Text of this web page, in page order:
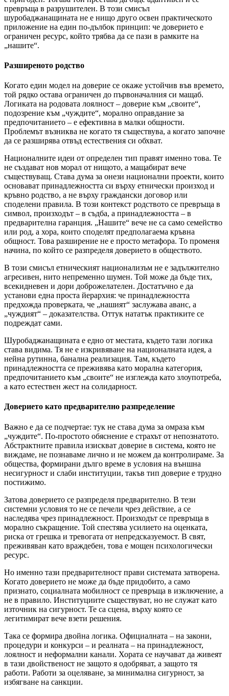
превръща в разрушителен. В този смисъл
шуробаджанащината не е нищо друго освен практическото
приложение на един по-дълбок принцип: че доверието е
ограничен ресурс, който трябва да се пази в рамките на
„нашите“.
Разширеното родство
Когато един модел на доверие се окаже устойчив във времето,
той рядко остава ограничен до първоначалния си мащаб.
Логиката на родовата лоялност – доверие към „своите“,
подозрение към „чуждите“, морално оправдание за
предпочитанието – е ефективна в малки общности.
Проблемът възниква не когато тя съществува, а когато започне
да се разширява отвъд естествения си обхват.
Националните идеи от определен тип правят именно това. Те
не създават нов морал от нищото, а мащабират вече
съществуващ. Става дума за онези национални проекти, които
основават принадлежността си върху етнически произход и
кръвно родство, а не върху граждански договор или
споделени правила. В този контекст родството се превръща в
символ, произходът – в съдба, а принадлежността – в
предварителна гаранция. „Нашите“ вече не са само семейство
или род, а хора, които споделят предполагаема кръвна
общност. Това разширение не е просто метафора. То променя
начина, по който се разпределя доверието в обществото.
В този смисъл етническият национализъм не е задължително
агресивен, нито непременно шумен. Той може да бъде тих,
всекидневен и дори доброжелателен. Достатъчно е да
установи една проста йерархия: че принадлежността
предхожда проверката, че „нашият“ заслужава аванс, а
„чуждият“ – доказателства. Оттук нататък практиките се
подреждат сами.
Шуробаджанащината е едно от местата, където тази логика
става видима. Тя не е изкривяване на националната идея, а
нейна рутинна, банална реализация. Там, където
принадлежността се преживява като морална категория,
предпочитанието към „своите“ не изглежда като злоупотреба,
а като естествен жест на солидарност.
Доверието като предварително разпределение
Важно е да се подчертае: тук не става дума за омраза към
„чуждите“. По-простото обяснение е страхът от непознатото.
Абстрактните правила изискват доверие в система, която не
виждаме, не познаваме лично и не можем да контролираме. За
общества, формирани дълго време в условия на външна
несигурност и слаби институции, такъв тип доверие е трудно
постижимо.
Затова доверието се разпределя предварително. В тези
системни условия то не се печели чрез действие, а се
наследява чрез принадлежност. Произходът се превръща в
морално съкращение. Той спестява усилието на оценката,
риска от грешка и тревогата от непредсказуемост. В свят,
преживяван като враждебен, това е мощен психологически
ресурс.
Но именно тази предварителност прави системата затворена.
Когато доверието не може да бъде придобито, а само
признато, социалната мобилност се превръща в изключение, а
не в правило. Институциите съществуват, но не служат като
източник на сигурност. Те са сцена, върху която се
легитимират вече взети решения.
Така се формира двойна логика. Официалната – на закони,
процедури и конкурси – и реалната – на принадлежност,
лоялност и неформални канали. Хората се научават да живеят
в тази двойственост не защото я одобряват, а защото тя
работи. Работи за оцеляване, за минимална сигурност, за
избягване на санкции.